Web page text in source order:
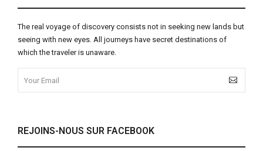
The real voyage of discovery consists not in seeking new lands but
seeing with new eyes. All journeys have secret destinations of
which the traveler is unaware.
REJOINS-NOUS SUR FACEBOOK